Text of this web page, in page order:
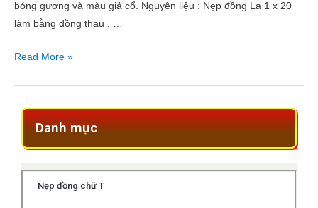
Danh mục
Nẹp đồng chữ T
bóng gương và màu giả cổ. Nguyên liệu : Nẹp đồng La 1 x 20
làm bằng đồng thau . …
Read More »